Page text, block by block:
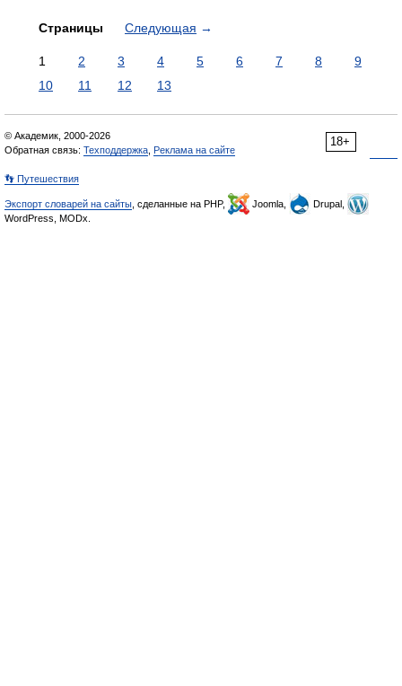
Страницы Следующая →
1 2 3 4 5 6 7 8
9
10
11 12 13
18+
© Академик, 2000-2026
Обратная связь: Техподдержка Реклама на сайте
👣 Путешествия
Экспорт словарей на сайты , сделанные на PHP, Joomla,
Drupal,
WordPress, MODx.